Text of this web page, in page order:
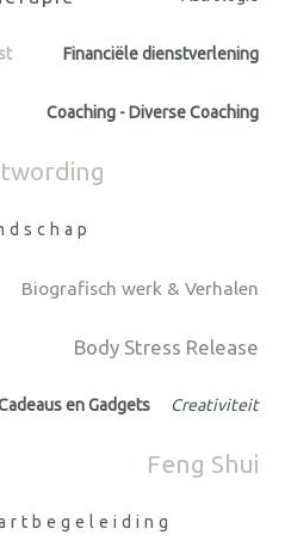
Financiële dienstverlening
Coaching - Diverse Coaching
Biografisch werk & Verhalen
Body Stress Release
en Gadgets Creativiteit
Feng Shui